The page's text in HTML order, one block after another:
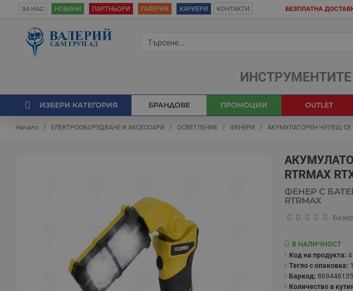
ЗА НАС НОВИНИ ПАРТНЬОРИ ГАЛЕРИЯ КАРИЕРИ КОНТАКТИ БЕЗПЛАТНА
ИЗБЕРИ КАТЕГОРИЯ БРАНДОВЕ ПРОМОЦИИ OUTLET
Начало ЕЛЕКТРООБОРУДВАНЕ И АКСЕСОАРИ ОСВЕТЛЕНИЕ ФЕНЕРИ АКУМУЛАТОРЕН ЧУПЕЩ СЕ
RTRMAX
ФЕНЕР С
RTRMAX
В НАЛИЧНОСТ
Код на продукта:
Тегло с опаковка:
Баркод:
Количество в